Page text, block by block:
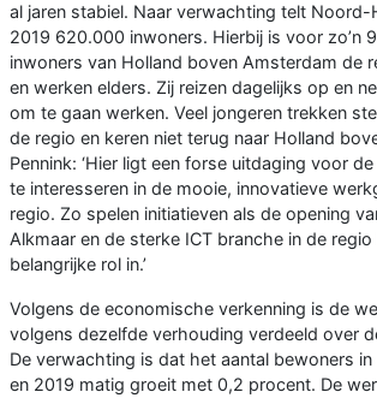
al jaren stabiel. Naar verwachting telt Noord-
2019 620.000 inwoners. Hierbij is voor zo’n
inwoners van Holland boven Amsterdam de
en werken elders. Zij reizen dagelijks op en
om te gaan werken. Veel jongeren trekken
de regio en keren niet terug naar Holland
Pennink: ‘Hier ligt een forse uitdaging voor
te interesseren in de mooie, innovatieve
regio. Zo spelen initiatieven als de opening
Alkmaar en de sterke ICT branche in de regio
belangrijke rol in.’
Volgens de economische verkenning is de
volgens dezelfde verhouding verdeeld over
De verwachting is dat het aantal bewoners in
en 2019 matig groeit met 0,2 procent. De